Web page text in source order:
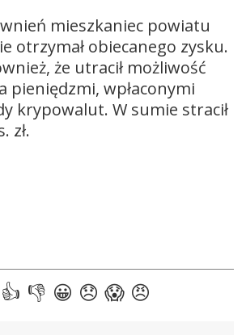
mieszkaniec powiatu
otrzymał obiecanego zysku.
że utracił możliwość
pieniędzmi, wpłaconymi
krypowalut. W sumie stracił
zł.